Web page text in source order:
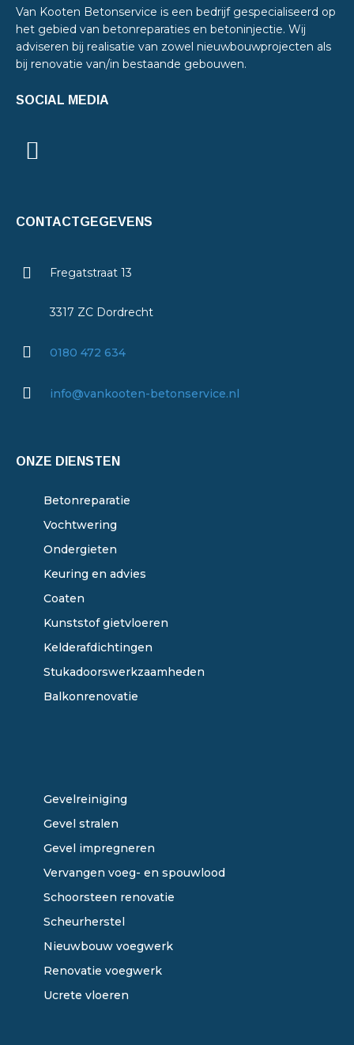
Van Kooten Betonservice is een bedrijf gespecialiseerd op
het gebied van betonreparaties en betoninjectie. Wij
adviseren bij realisatie van zowel nieuwbouwprojecten als
bij renovatie van/in bestaande gebouwen.
SOCIAL MEDIA
CONTACTGEGEVENS
Fregatstraat 13
3317 ZC Dordrecht
0180 472 634
info@vankooten-betonservice.nl
ONZE DIENSTEN
Betonreparatie
Vochtwering
Ondergieten
Keuring en advies
Coaten
Kunststof gietvloeren
Kelderafdichtingen
Stukadoorswerkzaamheden
Balkonrenovatie
Gevelreiniging
Gevel stralen
Gevel impregneren
Vervangen voeg- en spouwlood
Schoorsteen renovatie
Scheurherstel
Nieuwbouw voegwerk
Renovatie voegwerk
Ucrete vloeren